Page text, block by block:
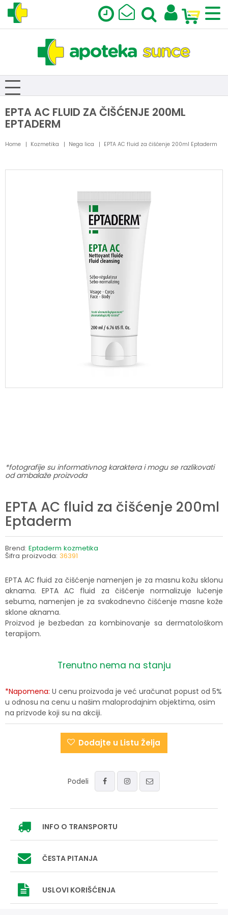
EPTA AC FLUID ZA ČIŠĆENJE 200ML
EPTADERM
Home Kozmetika Nega lica EPTA AC fluid za čišćenje 200ml Eptaderm
*fotografije su informativnog karaktera i mogu se razlikovati
od ambalaže proizvoda
EPTA AC fluid za čišćenje 200ml
Eptaderm
Brend: Eptaderm kozmetika
Šifra proizvoda: 36391
EPTA AC fluid za čišćenje namenjen je za masnu kožu sklonu
aknama. EPTA AC fluid za čišćenje normalizuje lučenje
sebuma, namenjen je za svakodnevno čišćenje masne kože
sklone aknama.
Proizvod je bezbedan za kombinovanje sa dermatološkom
terapijom.
Trenutno nema na stanju
*Napomena: U cenu proizvoda je već uračunat popust od 5%
u odnosu na cenu u našim maloprodajnim objektima, osim
na prizvode koji su na akciji.
Dodajte u Listu Želja
Podeli
INFO O TRANSPORTU
ČESTA PITANJA
USLOVI KORIŠĆENJA